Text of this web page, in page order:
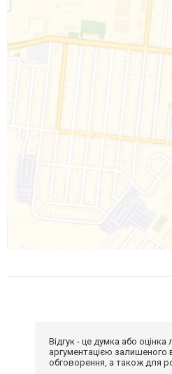
Відгук - це думка або
аргументацією залишеного
обговорення, а також для